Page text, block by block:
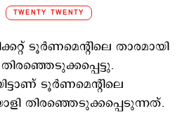
TWENTY TWENTY
ടൂര്‍ണമെന്റിലെ താരമായി
ടൂര്‍ണമെന്റിലെ
തിരഞ്ഞെടുക്കപ്പെടുന്നത്.